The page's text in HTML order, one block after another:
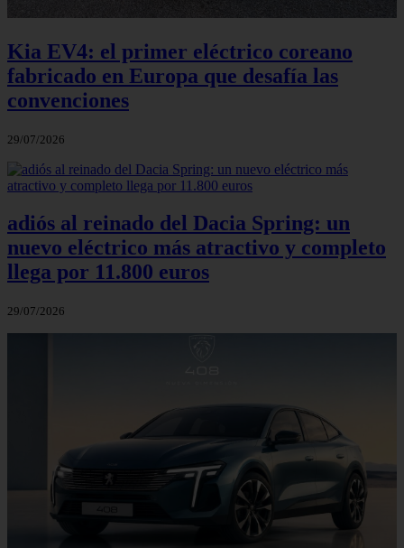
Kia EV4: el primer eléctrico coreano
fabricado en Europa que desafía las
convenciones
29/07/2026
adiós al reinado del Dacia Spring: un
nuevo eléctrico más atractivo y completo
llega por 11.800 euros
29/07/2026